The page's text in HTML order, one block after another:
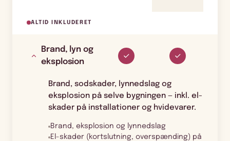
ALTID INKLUDERET
Brand, lyn og
eksplosion
Brand, sodskader, lynnedslag og
eksplosion på selve bygningen — inkl. el-
skader på installationer og hvidevarer.
Brand, eksplosion og lynnedslag
El-skader (kortslutning, overspænding) på